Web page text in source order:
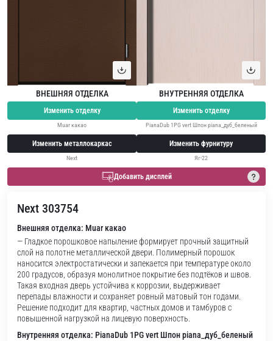
ВНЕШНЯЯ ОТДЕЛКА
Изменить отделку
Muar какао
Изменить металлокаркас
Next
ВНУТРЕННЯЯ ОТДЕЛКА
Изменить отделку
PianaDub 1PG vert Шпон piana_дуб_беленый
Изменить фурнитуру
Яг-22
Добавить дисплей
Next 303754
Внешняя отделка: Muar какао
— Гладкое порошковое напыление формирует прочный защитный
слой на полотне металлической двери. Полимерный порошок
наносится электростатически и запекается при температуре около
200 градусов, образуя монолитное покрытие без подтёков и швов.
Такая входная дверь устойчива к коррозии, выдерживает
перепады влажности и сохраняет ровный матовый тон годами.
Решение подходит для квартир, частных домов и тамбуров с
повышенной нагрузкой на лицевую поверхность.
Внутренняя отделка: PianaDub 1PG vert Шпон piana_дуб_беленый